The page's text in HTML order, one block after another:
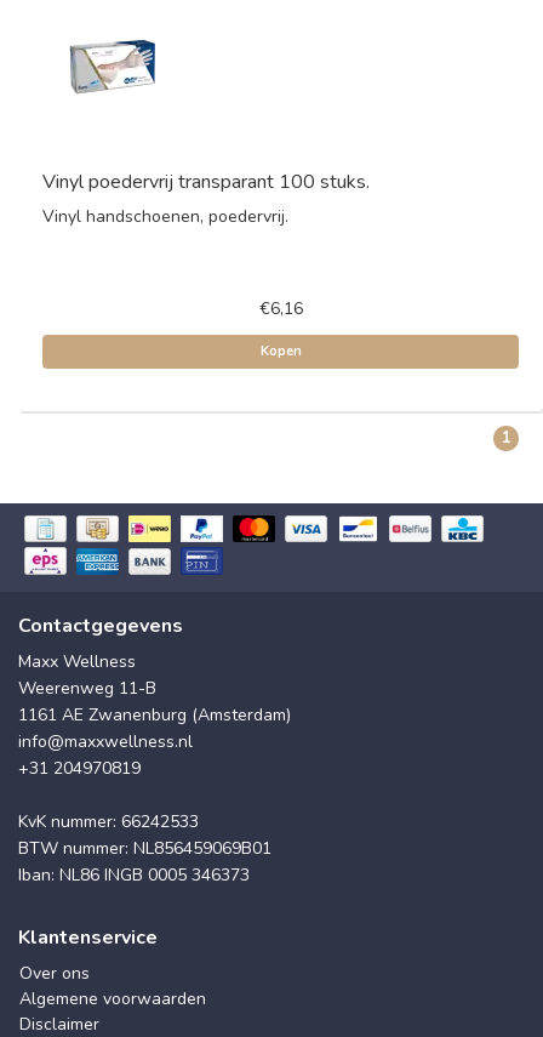
Vinyl poedervrij transparant 100 stuks.
Vinyl handschoenen, poedervrij.
€6,16
Kopen
1
Contactgegevens
Maxx Wellness
Weerenweg 11-B
1161 AE Zwanenburg (Amsterdam)
info@maxxwellness.nl
+31 204970819
KvK nummer: 66242533
BTW nummer: NL856459069B01
Iban: NL86 INGB 0005 346373
Klantenservice
Over ons
Algemene voorwaarden
Disclaimer